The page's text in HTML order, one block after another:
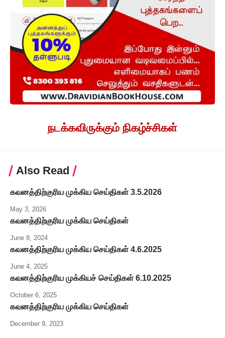
நடக்கவிருக்கும் நிகழ்ச்சிகள்
Also Read
கவனத்திற்குரிய முக்கிய செய்திகள் 3.5.2026
May 3, 2026
கவனத்திற்குரிய முக்கிய செய்திகள்
June 8, 2024
கவனத்திற்குரிய முக்கிய செய்திகள் 4.6.2025
June 4, 2025
கவனத்திற்குரிய முக்கியச் செய்திகள் 6.10.2025
October 6, 2025
கவனத்திற்குரிய முக்கிய செய்திகள்
December 9, 2023